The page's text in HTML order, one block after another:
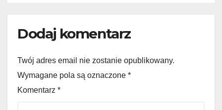
Dodaj komentarz
Twój adres email nie zostanie opublikowany.
Wymagane pola są oznaczone *
Komentarz *